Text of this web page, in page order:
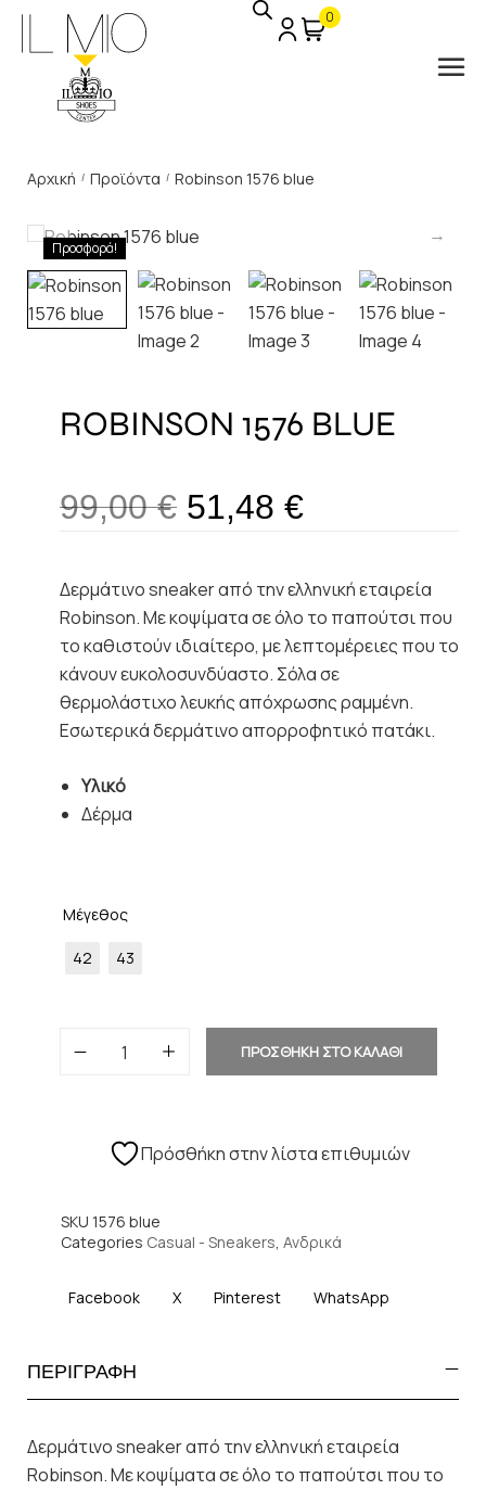
0
Αρχική / Προϊόντα / Robinson 1576 blue
Προσφορά!
ROBINSON 1576 BLUE
99,00€ 51,48 €
Δερμάτινο sneaker από την ελληνική εταιρεία
Robinson. Με κοψίματα σε όλο το παπούτσι που
το καθιστούν ιδιαίτερο, με λεπτομέρειες που το
κάνουν ευκολοσυνδύαστο. Σόλα σε
θερμολάστιχο λευκής απόχρωσης ραμμένη.
Εσωτερικά δερμάτινο απορροφητικό πατάκι.
Υλικό
Δέρμα
Μέγεθος
42 43
ΠΡΟΣΘΗΚΗ ΣΤΟ ΚΑΛΑΘΙ
Πρόσθήκη στην λίστα επιθυμιών
SKU 1576 blue
Categories Casual - Sneakers Ανδρικά
Facebook X Pinterest WhatsApp
ΠΕΡΙΓΡΑΦΗ
Δερμάτινο sneaker από την ελληνική εταιρεία
Robinson. Με κοψίματα σε όλο το παπούτσι που το